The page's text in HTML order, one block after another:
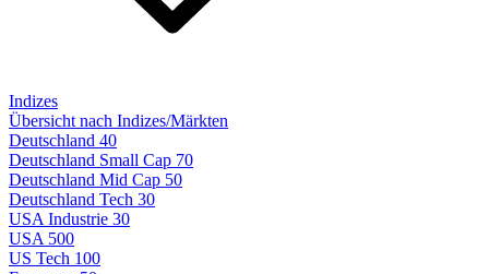
Indizes
Übersicht nach Indizes/Märkten
Deutschland 40
Deutschland Small Cap 70
Deutschland Mid Cap 50
Deutschland Tech 30
USA Industrie 30
USA 500
US Tech 100